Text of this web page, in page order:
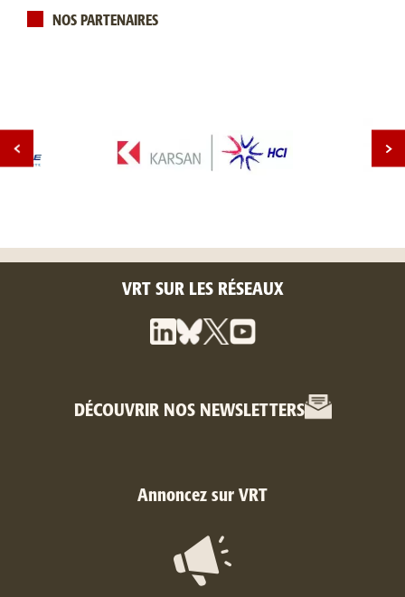
NOS PARTENAIRES
VRT SUR LES RÉSEAUX
DÉCOUVRIR NOS NEWSLETTERS
Annoncez sur VRT